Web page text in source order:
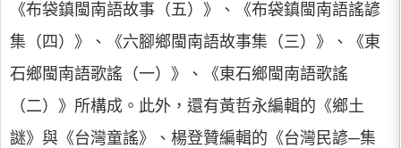
《布袋鎮閩南語故事（五）》、《布袋鎮閩南語謠諺
集（四）》、《六腳鄉閩南語故事集（三）》、《東
石鄉閩南語歌謠（一）》、《東石鄉閩南語歌謠
（二）》所構成。此外，還有黃哲永編輯的《鄉土
謎》與《台灣童謠》、楊登贊編輯的《台灣民諺─集